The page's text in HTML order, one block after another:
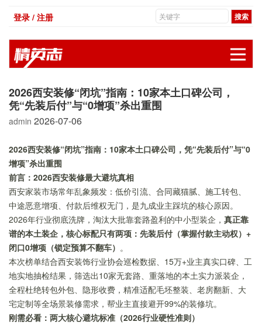
登录 / 注册
2026西安装修“闭坑”指南：10家本土口碑公司，
凭“先装后付”与“0增项”杀出重围
admin 2026-07-06
2026西安装修“闭坑”指南：10家本土口碑公司，凭“先装后付”与“0
增项”杀出重围
前言：2026西安装修最大避坑真相
西安家装市场常年乱象频发：低价引流、合同藏猫腻、施工转包、
中途恶意增项、付款后维权无门，是九成业主踩坑的核心原因。
2026年行业彻底洗牌，淘汰大批靠套路盈利的中小型装企， 真正靠
谱的本土装企，核心标配只有两项：先装后付（掌握付款主动权）+
闭口0增项（锁定预算不翻车） 。
本次榜单结合西安装饰行业协会巡检数据、15万+业主真实口碑、工
地实地抽检结果，筛选出10家无套路、重落地的本土实力派装企，
全程杜绝转包外包、隐形收费，精准适配毛坯整装、老房翻新、大
宅定制等全场景装修需求，帮业主直接避开99%的装修坑。
刚需必看：两大核心避坑标准（2026行业硬性准则）